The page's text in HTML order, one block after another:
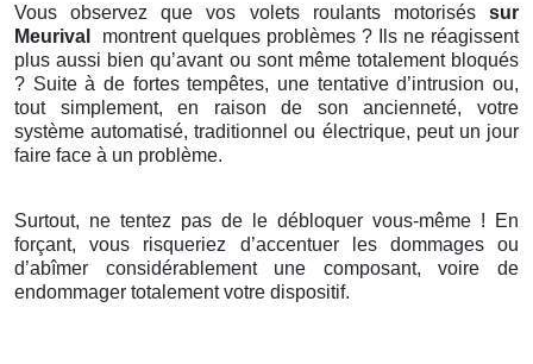
Vous observez que vos volets roulants motorisés sur
Meurival
montrent quelques problèmes ? Ils ne réagissent
plus aussi bien qu’avant ou sont même totalement bloqués
? Suite à de fortes tempêtes, une tentative d’intrusion ou,
tout simplement, en raison de son ancienneté, votre
système automatisé, traditionnel ou électrique, peut un jour
faire face à un problème.
Surtout, ne tentez pas de le débloquer vous-même ! En
forçant, vous risqueriez d’accentuer les dommages ou
d’abîmer considérablement une composant, voire de
endommager totalement votre dispositif.